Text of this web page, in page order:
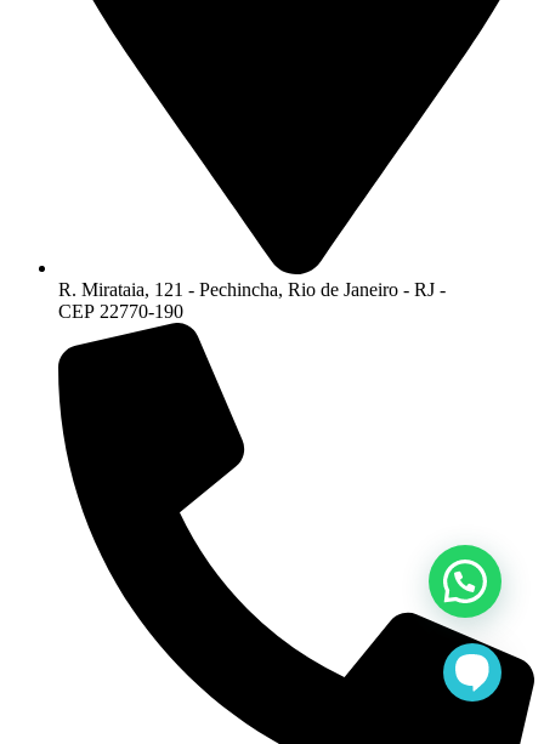
R. Mirataia, 121 - Pechincha, Rio de Janeiro - RJ -
CEP 22770-190